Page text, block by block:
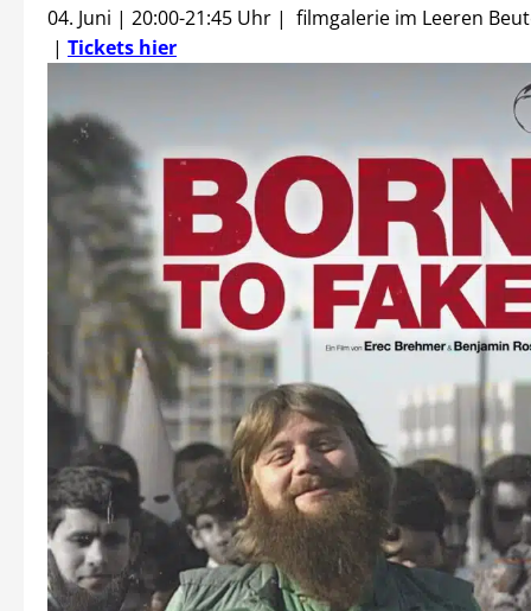
04. Juni | 20:00-21:45 Uhr | filmgalerie im Leeren
| Tickets hier